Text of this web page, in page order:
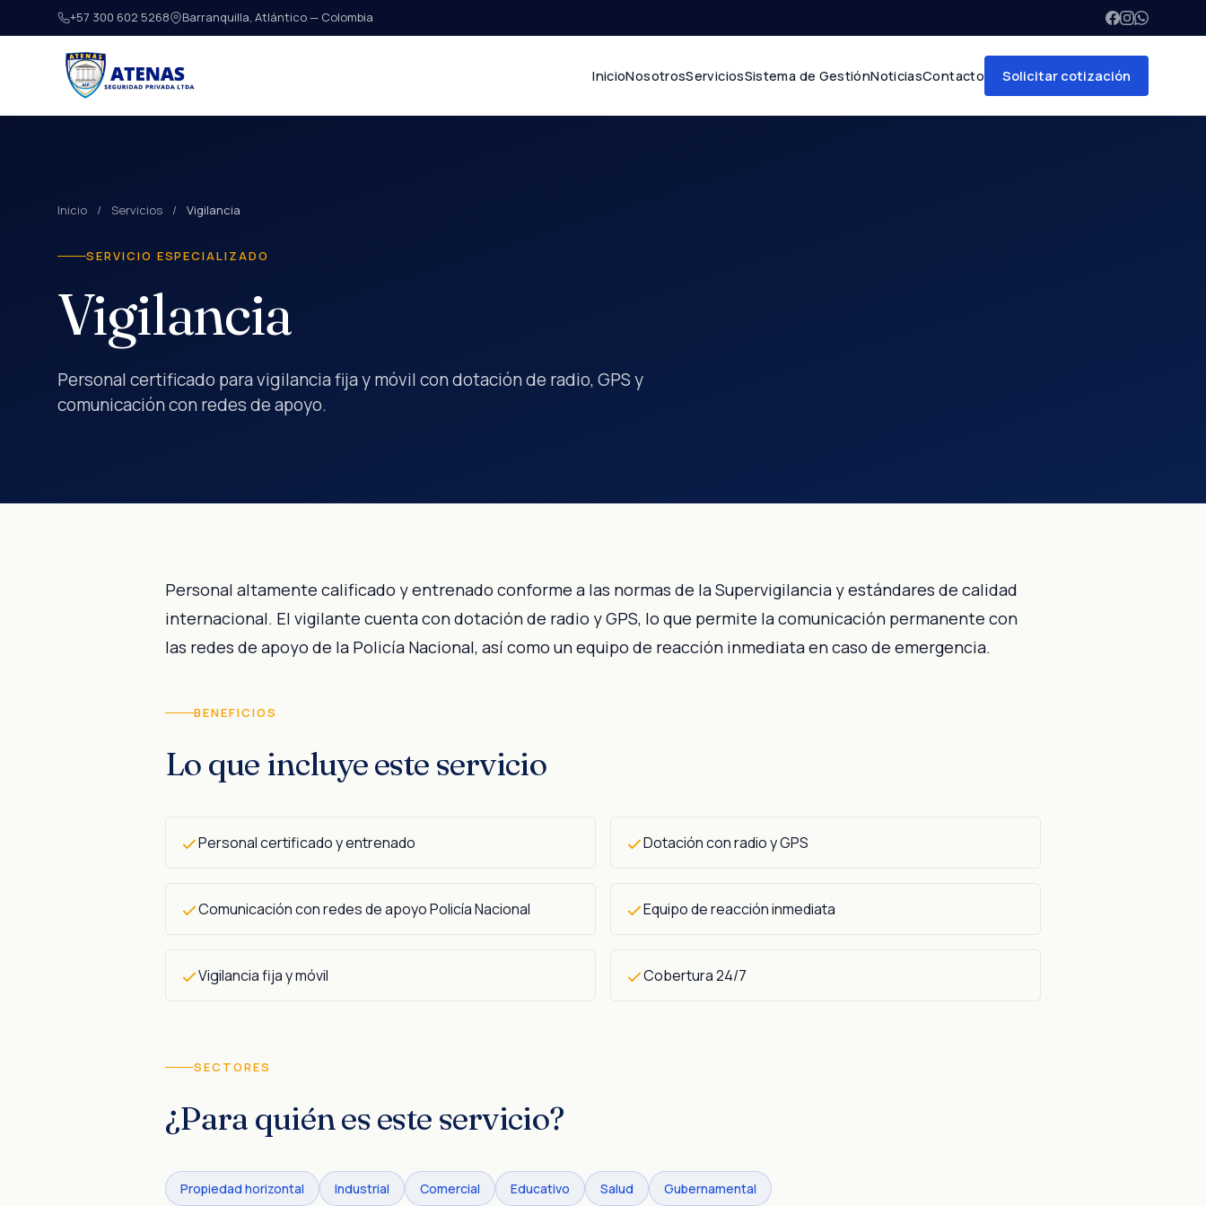
+57 300 602 5268 Barranquilla, Atlántico — Colombia
InicioNosotrosServiciosSistema de GestiónNoticiasContacto Solicitar cotización
Inicio / Servicios / Vigilancia
SERVICIO ESPECIALIZADO
Vigilancia
Personal certificado para vigilancia fija y móvil con dotación de radio, GPS y
comunicación con redes de apoyo.
Personal altamente calificado y entrenado conforme a las normas de la Supervigilancia y estándares de calidad
internacional. El vigilante cuenta con dotación de radio y GPS, lo que permite la comunicación permanente con
las redes de apoyo de la Policía Nacional, así como un equipo de reacción inmediata en caso de emergencia.
BENEFICIOS
Lo que incluye este servicio
Personal certificado y entrenado Dotación con radio y GPS
Comunicación con redes de apoyo Policía Nacional Equipo de reacción inmediata
Vigilancia fija y móvil Cobertura 24/7
SECTORES
¿Para quién es este servicio?
Propiedad horizontal Industrial Comercial Educativo Salud Gubernamental